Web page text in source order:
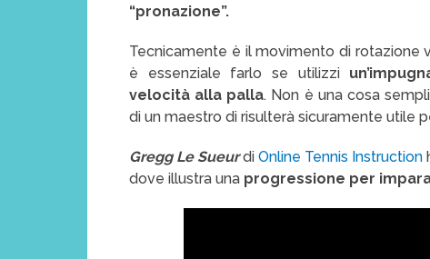
“pronazione”.
Tecnicamente è il movimento di rotazione
è essenziale farlo se utilizzi
velocità alla palla. Non è una cosa
di un maestro di risulterà sicuramente utile
Gregg Le SueurdiOnline Tennis Instruction
dove illustra una progressione per